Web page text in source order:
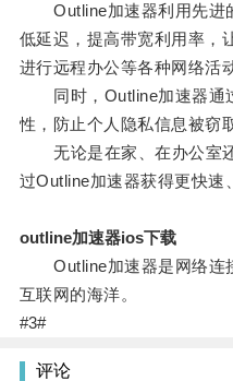
Outline加速器利用先进
低延迟，提高带宽利用率，
进行远程办公等各种网络活
同时，Outline加速器通
性，防止个人隐私信息被窃
无论是在家、在办公室还
过Outline加速器获得更快速
outline加速器ios下载
Outline加速器是网络连
互联网的海洋。
#3#
评论